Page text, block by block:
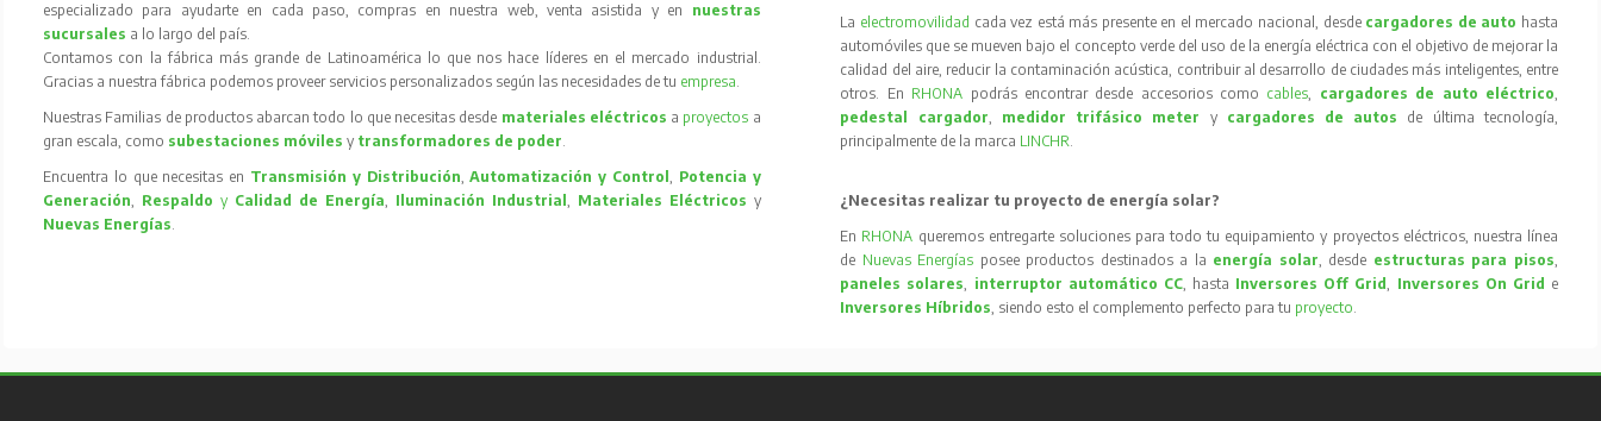
especializado para ayudarte en cada paso, compras en nuestra web, venta asistida y en nuestras
sucursales a lo largo del país.
Contamos con la fábrica más grande de Latinoamérica lo que nos hace líderes en el mercado industrial.
Gracias a nuestra fábrica podemos proveer servicios personalizados según las necesidades de tu empresa.
Nuestras Familias de productos abarcan todo lo que necesitas desde materiales eléctricos a proyectos a
gran escala, como subestaciones móvilesy transformadores de poder.
Encuentra lo que necesitas en Transmisión y Distribución,Automatización y Control, Potencia y
Generación, Respaldo y Calidad de Energía, Iluminación Industrial , Materiales Eléctricos y
Nuevas Energías.
La electromovilidad cada vez está más presente en el mercado nacional, desde cargadores de auto hasta
automóviles que se mueven bajo el concepto verde del uso de la energía eléctrica con el objetivo de mejorar la
calidad del aire, reducir la contaminación acústica, contribuir al desarrollo de ciudades más inteligentes, entre
otros. En RHONA podrás encontrar desde accesorios como cables, cargadores de auto eléctrico,
pedestal cargador, medidor trifásico meter y cargadores de autos
de última tecnología,
principalmente de la marca LINCHR.
¿Necesitas realizar tu proyecto de energía solar?
En RHONA queremos entregarte soluciones para todo tu equipamiento y proyectos eléctricos, nuestra línea
de Nuevas Energías posee productos destinados a la energía solar, desde estructuras para pisos,
paneles solares, interruptor automático CC, hasta Inversores Off Grid, Inversores On Grid e
Inversores Híbridos, siendo esto el complemento perfecto para tu proyecto.